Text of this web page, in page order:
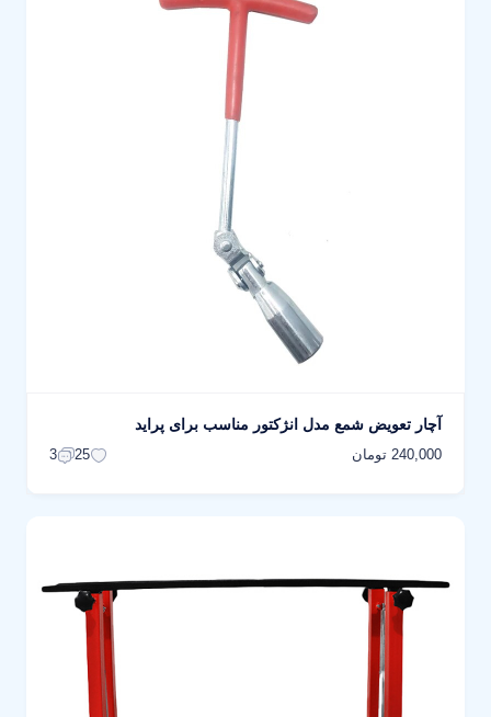
آچار تعویض شمع مدل انژکتور مناسب برای پراید
240,000 تومان 25
3